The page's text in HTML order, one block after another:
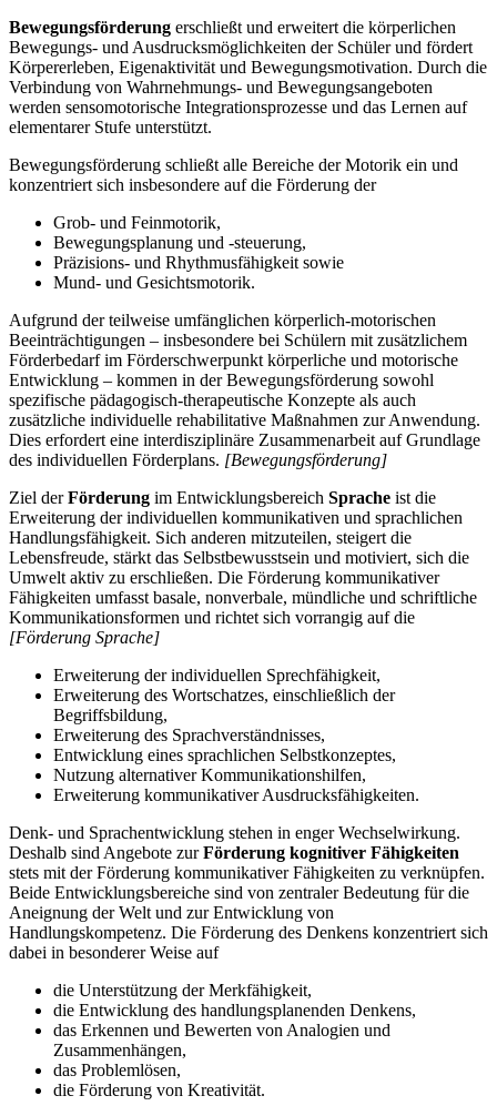
Bewegungsförderung erschließt und erweitert die körperlichen
Bewegungs- und Ausdrucksmöglichkeiten der Schüler und fördert
Körpererleben, Eigenaktivität und Bewegungsmotivation. Durch die
Verbindung von Wahrnehmungs- und Bewegungsangeboten
werden sensomotorische Integrationsprozesse und das Lernen auf
elementarer Stufe unterstützt.
Bewegungsförderung schließt alle Bereiche der Motorik ein und
konzentriert sich insbesondere auf die Förderung der
Grob- und Feinmotorik,
Bewegungsplanung und -steuerung,
Präzisions- und Rhythmusfähigkeit sowie
Mund- und Gesichtsmotorik.
Aufgrund der teilweise umfänglichen körperlich-motorischen
Beeinträchtigungen – insbesondere bei Schülern mit zusätzlichem
Förderbedarf im Förderschwerpunkt körperliche und motorische
Entwicklung – kommen in der Bewegungsförderung sowohl
spezifische pädagogisch-therapeutische Konzepte als auch
zusätzliche individuelle rehabilitative Maßnahmen zur Anwendung.
Dies erfordert eine interdisziplinäre Zusammenarbeit auf Grundlage
des individuellen Förderplans. [Bewegungsförderung]
Ziel derFörderung im Entwicklungsbereich Sprache ist die
Erweiterung der individuellen kommunikativen und sprachlichen
Handlungsfähigkeit. Sich anderen mitzuteilen, steigert die
Lebensfreude, stärkt das Selbstbewusstsein und motiviert, sich die
Umwelt aktiv zu erschließen. Die Förderung kommunikativer
Fähigkeiten umfasst basale, nonverbale, mündliche und schriftliche
Kommunikationsformen und richtet sich vorrangig auf die
[Förderung Sprache]
Erweiterung der individuellen Sprechfähigkeit,
Erweiterung des Wortschatzes, einschließlich der
Begriffsbildung,
Erweiterung des Sprachverständnisses,
Entwicklung eines sprachlichen Selbstkonzeptes,
Nutzung alternativer Kommunikationshilfen,
Erweiterung kommunikativer Ausdrucksfähigkeiten.
Denk- und Sprachentwicklung stehen in enger Wechselwirkung.
Deshalb sind Angebote zurFörderung kognitiver Fähigkeiten
stets mit der Förderung kommunikativer Fähigkeiten zu verknüpfen.
Beide Entwicklungsbereiche sind von zentraler Bedeutung für die
Aneignung der Welt und zur Entwicklung von
Handlungskompetenz. Die Förderung des Denkens konzentriert sich
dabei in besonderer Weise auf
die Unterstützung der Merkfähigkeit,
die Entwicklung des handlungsplanenden Denkens,
das Erkennen und Bewerten von Analogien und
Zusammenhängen,
das Problemlösen,
die Förderung von Kreativität.